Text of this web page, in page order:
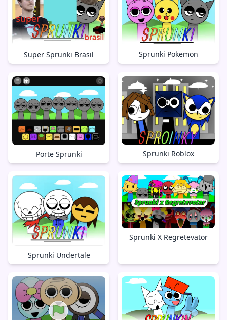
Super Sprunki Brasil Sprunki Pokemon
Porte Sprunki Sprunki Roblox
Sprunki Undertale
Sprunki X Regretevator